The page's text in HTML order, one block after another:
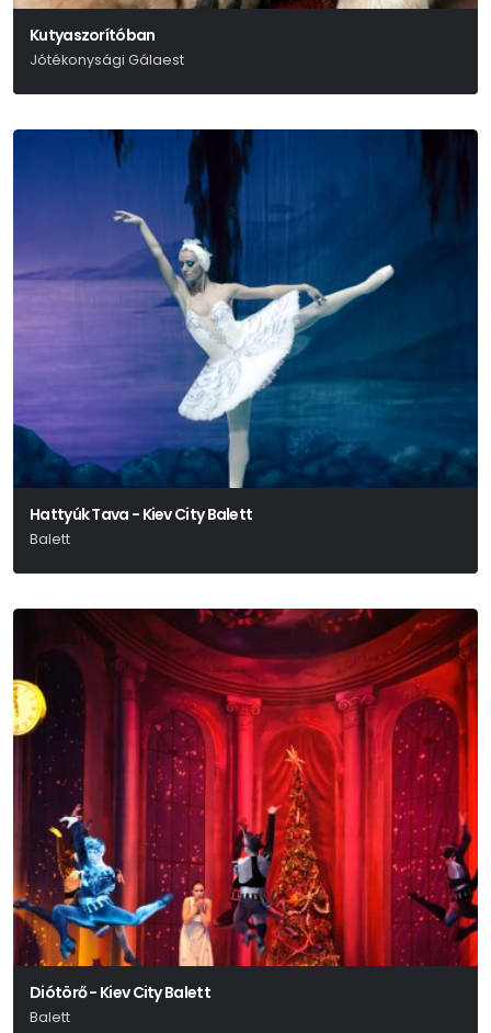
Kutyaszorítóban
Jótékonysági Gálaest
Hattyúk Tava - Kiev City Balett
Balett
Diótörő - Kiev City Balett
Balett